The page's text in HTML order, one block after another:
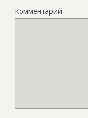
Комментарий